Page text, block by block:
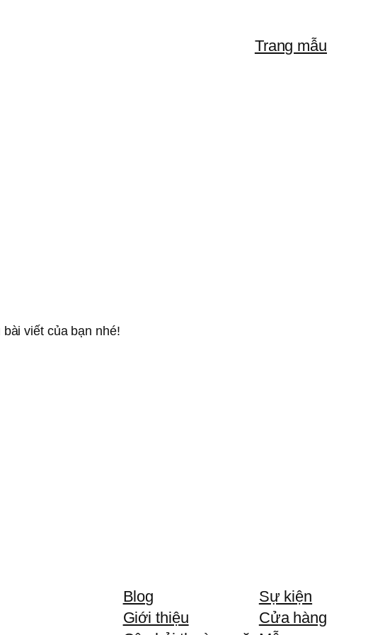
Trang mẫu
viết của bạn nhé!
Blog
Giới thiệu
Sự kiện
Cửa hàng